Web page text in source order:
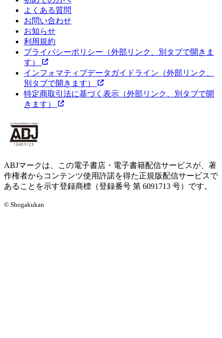
よくある質問
お問い合わせ
お知らせ
利用規約
プライバシーポリシー （外部リンク、別タブで開きま
す）
インフォマティブデータガイドライン （外部リンク、
別タブで開きます）
特定商取引法に基づく表示 （外部リンク、別タブで開
きます）
ABJマークは、この電子書店・電子書籍配信サービスが、著
作権者からコンテンツ使用許諾を得た正規版配信サービスで
あることを示す登録商標（登録番号 第 6091713 号）です。
© Shogakukan